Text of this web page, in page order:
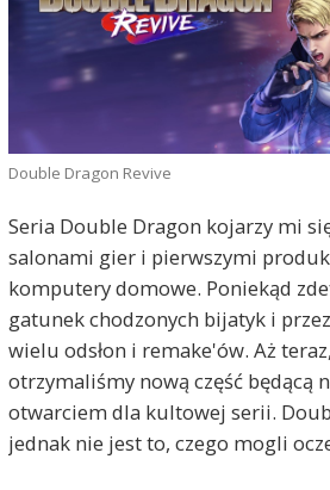
Double Dragon Revive
Seria Double Dragon kojarzy mi
salonami gier i pierwszymi
komputery domowe. Poniekąd
gatunek chodzonych bijatyk i
wielu odsłon i remake'ów. Aż
otrzymaliśmy nową część będącą
otwarciem dla kultowej serii.
jednak nie jest to, czego mogli